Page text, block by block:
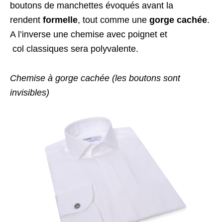
boutons de manchettes évoqués avant la
rendent formelle, tout comme une gorge cachée.
A l’inverse une chemise avec poignet et
col classiques sera polyvalente.
Chemise à gorge cachée (les boutons sont
invisibles)